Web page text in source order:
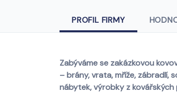
PROFIL FIRMY
Zabýváme se zakázkovou
– brány, vrata, mříže, zábradlí,
nábytek, výrobky z